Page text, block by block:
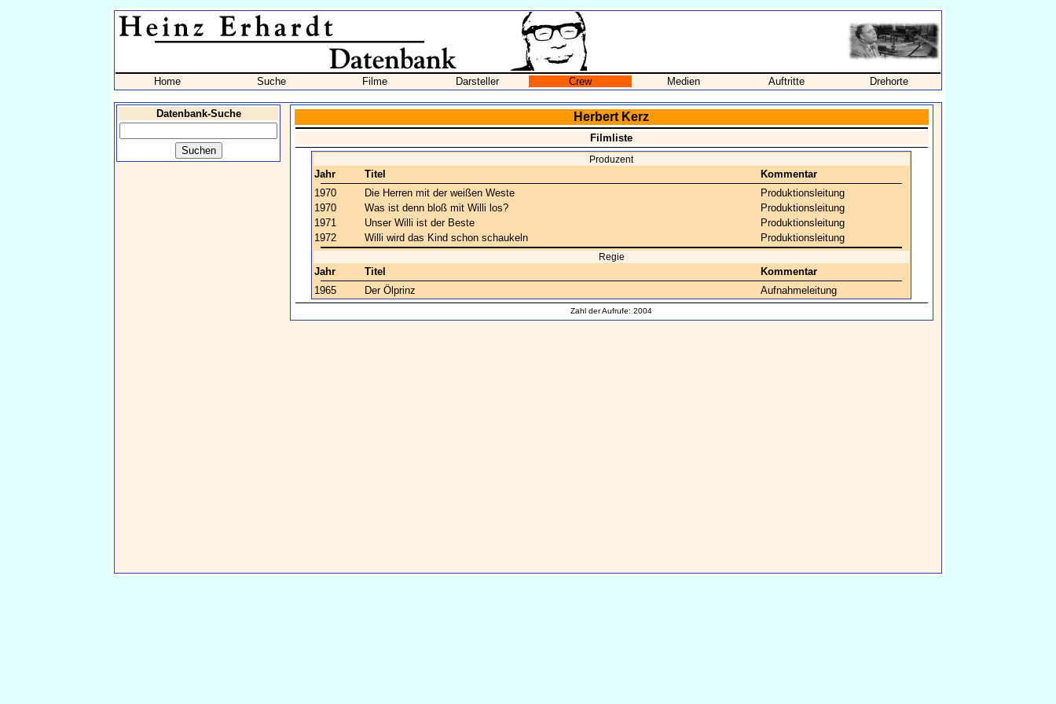
Home Suche Filme Darsteller Crew Medien Auftritte Drehorte
Datenbank-Suche Herbert Kerz
Filmliste
Produzent
Jahr Titel
Kommentar
1970
Die Herren mit der weißen Weste
Produktionsleitung
1970
Was ist denn bloß mit Willi los?
Produktionsleitung
1971
Unser Willi ist der Beste
Produktionsleitung
1972
Willi wird das Kind schon schaukeln Produktionsleitung
Regie
Jahr Titel
Kommentar
1965
Der Ölprinz Aufnahmeleitung
Zahl der Aufrufe: 2004